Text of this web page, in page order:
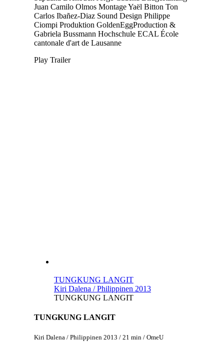
Juan Camilo Olmos MontageYaël Bitton Ton
Carlos Ibañez-Diaz Sound Design Philippe
Ciompi Produktion GoldenEggProduction &
Gabriela Bussmann Hochschule ECAL École
cantonale d'art de Lausanne
Play Trailer
TUNGKUNG LANGIT
Kiri Dalena / Philippinen 2013
TUNGKUNG LANGIT
TUNGKUNG LANGIT
Kiri Dalena / Philippinen 2013 / 21 min / OmeU